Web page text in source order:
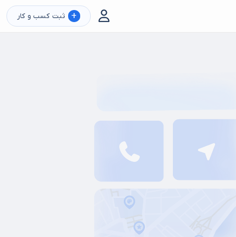
+ ثبت کسب و کار